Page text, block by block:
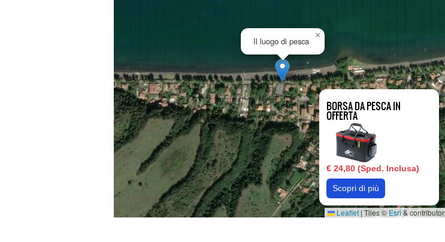
BORSA DA PESCA IN
OFFERTA
€ 24,80 (Sped. Inclusa)
Scopri di più
Il luogo di pesca
×
Leaflet | Tiles © Esri&